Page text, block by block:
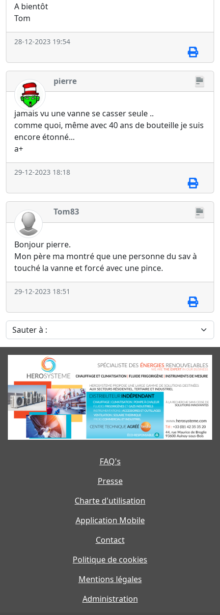
A bientôt
Tom
28-12-2023 19:54
pierre
jamais vu une vanne se casser seule ..
comme quoi, même avec 40 ans de bouteille je suis
encore étonné...
a+
29-12-2023 18:18
Tom83
Bonjour pierre.
Mon père ma montré que une personne du sav à
touché la vanne et forcé avec une pince.
29-12-2023 18:51
Sauter à :
FAQ's
Presse
Charte d'utilisation
Application Mobile
Contact
Politique de cookies
Mentions légales
Administration